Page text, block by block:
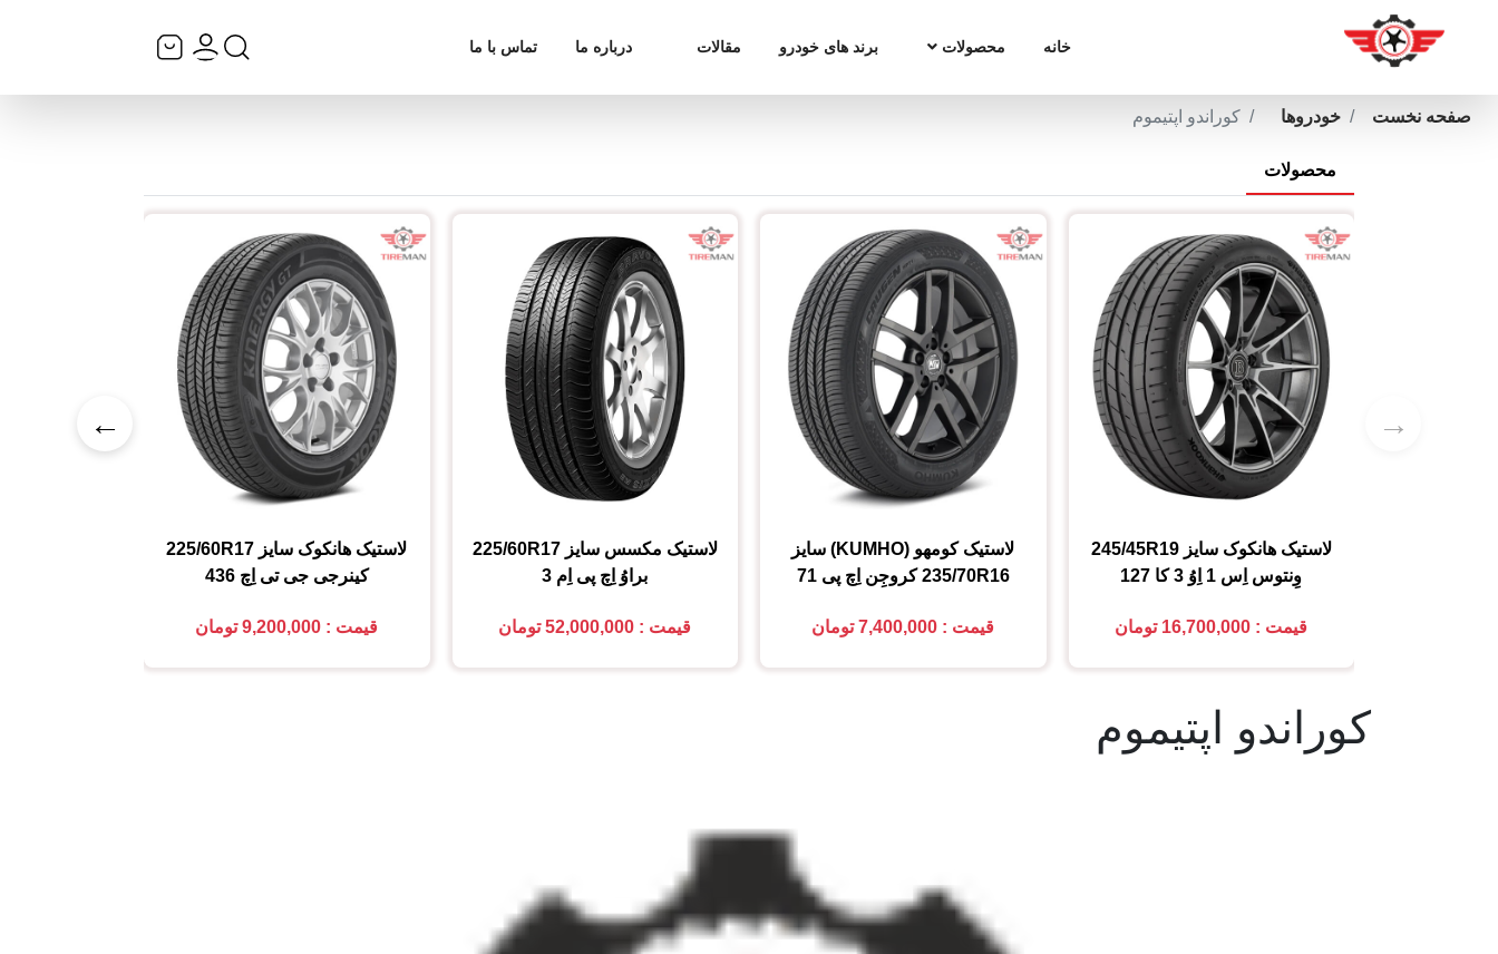
خانه محصولات برند های خودرو مقالات درباره ما تماس با ما
صفحه نخست خودروها کوراندو اپتیموم
محصولات
→
←
لاستیک هانکوک سایز 245/45R19
وِنتوس اِس 1 اِوُ 3 کا 127
قیمت : 16,700,000 تومان
لاستیک کومهو (KUMHO)
سایز
235/70R16 کروجِن اِچ پی 71
قیمت : 7,400,000 تومان
لاستیک مکسس سایز 225/60R17
براوُ اِچ پی اِم 3
قیمت : 52,000,000 تومان
لاستیک هانکوک سایز 225/60R17
کینرجی جی تی اِچ 436
قیمت : 9,200,000 تومان
کوراندو اپتیموم